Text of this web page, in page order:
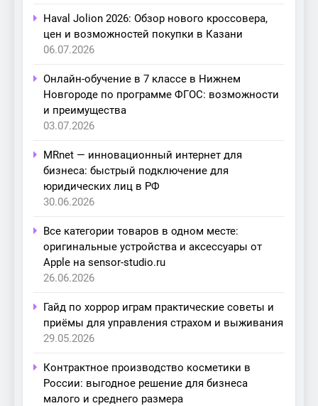
Haval Jolion 2026: Обзор нового кроссовера,
цен и возможностей покупки в Казани
06.07.2026
Онлайн-обучение в 7 классе в Нижнем
Новгороде по программе ФГОС: возможности
и преимущества
03.07.2026
MRnet — инновационный интернет для
бизнеса: быстрый подключение для
юридических лиц в РФ
30.06.2026
Все категории товаров в одном месте:
оригинальные устройства и аксессуары от
Apple на sensor-studio.ru
26.06.2026
Гайд по хоррор играм практические советы и
приёмы для управления страхом и выживания
29.05.2026
Контрактное производство косметики в
России: выгодное решение для бизнеса
малого и среднего размера